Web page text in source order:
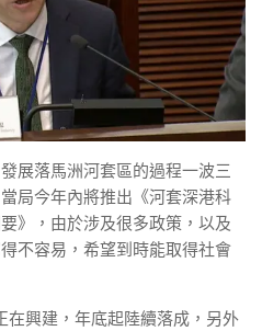
展落馬洲河套區的過程一波三
局今年內將推出《河套深港科
》，由於涉及很多政策，以及
不容易，希望到時能取得社會
在興建，年底起陸續落成，另外